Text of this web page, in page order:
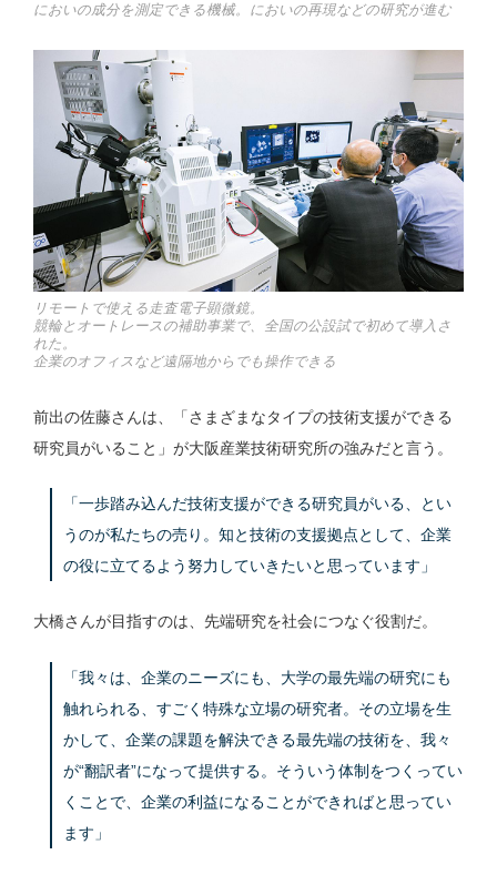
においの成分を測定できる機械。においの再現などの研究が進む
リモートで使える走査電子顕微鏡。
競輪とオートレースの補助事業で、全国の公設試で初めて導入さ
れた。
企業のオフィスなど遠隔地からでも操作できる
前出の佐藤さんは、「さまざまなタイプの技術支援ができる
研究員がいること」が大阪産業技術研究所の強みだと言う。
「一歩踏み込んだ技術支援ができる研究員がいる、とい
うのが私たちの売り。知と技術の支援拠点として、企業
の役に立てるよう努力していきたいと思っています」
大橋さんが目指すのは、先端研究を社会につなぐ役割だ。
「我々は、企業のニーズにも、大学の最先端の研究にも
触れられる、すごく特殊な立場の研究者。その立場を生
かして、企業の課題を解決できる最先端の技術を、我々
が“翻訳者”になって提供する。そういう体制をつくってい
くことで、企業の利益になることができればと思ってい
ます」